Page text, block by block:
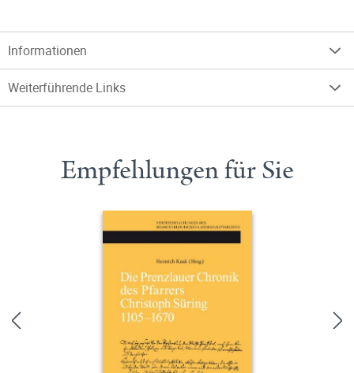
Informationen
Weiterführende Links
Empfehlungen für Sie